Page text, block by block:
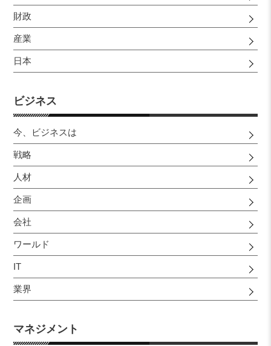
財政
産業
日本
ビジネス
今、ビジネスは
戦略
人材
企画
会社
ワールド
IT
業界
マネジメント